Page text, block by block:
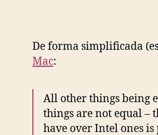
De forma simplificada
Mac:
All other things being
things are not equal –
have over Intel ones